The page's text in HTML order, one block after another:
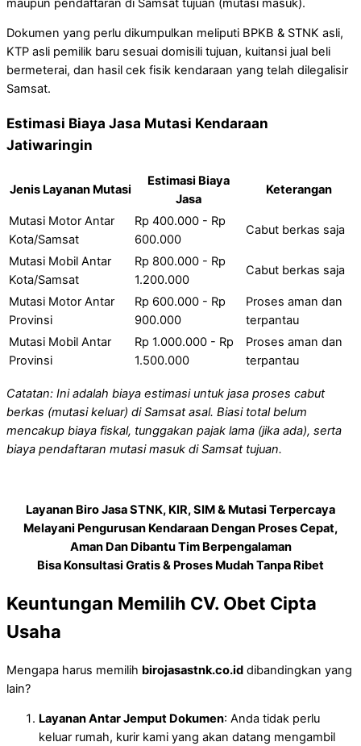
maupun pendaftaran di Samsat tujuan (mutasi masuk).
Dokumen yang perlu dikumpulkan meliputi BPKB & STNK asli,
KTP asli pemilik baru sesuai domisili tujuan, kuitansi jual beli
bermeterai, dan hasil cek fisik kendaraan yang telah dilegalisir
Samsat.
Estimasi Biaya Jasa Mutasi Kendaraan
Jatiwaringin
Jenis Layanan Mutasi
Estimasi Biaya
Jasa
Keterangan
Mutasi Motor Antar
Kota/Samsat
Rp 400.000 - Rp
600.000
Cabut berkas saja
Mutasi Mobil Antar
Kota/Samsat
Rp 800.000 - Rp
1.200.000
Cabut berkas saja
Mutasi Motor Antar
Provinsi
Rp 600.000 - Rp
900.000
Proses aman dan
terpantau
Mutasi Mobil Antar
Provinsi
Rp 1.000.000 - Rp
1.500.000
Proses aman dan
terpantau
Catatan: Ini adalah biaya estimasi untuk jasa proses cabut
berkas (mutasi keluar) di Samsat asal. Biasi total belum
mencakup biaya fiskal, tunggakan pajak lama (jika ada), serta
biaya pendaftaran mutasi masuk di Samsat tujuan.
Layanan Biro Jasa STNK, KIR, SIM & Mutasi Terpercaya
Melayani Pengurusan Kendaraan Dengan Proses Cepat,
Aman Dan Dibantu Tim Berpengalaman
Bisa Konsultasi Gratis & Proses Mudah Tanpa Ribet
Keuntungan Memilih CV. Obet Cipta
Usaha
Mengapa harus memilih birojasastnk.co.id dibandingkan yang
lain?
Layanan Antar Jemput Dokumen: Anda tidak perlu
keluar rumah, kurir kami yang akan datang mengambil